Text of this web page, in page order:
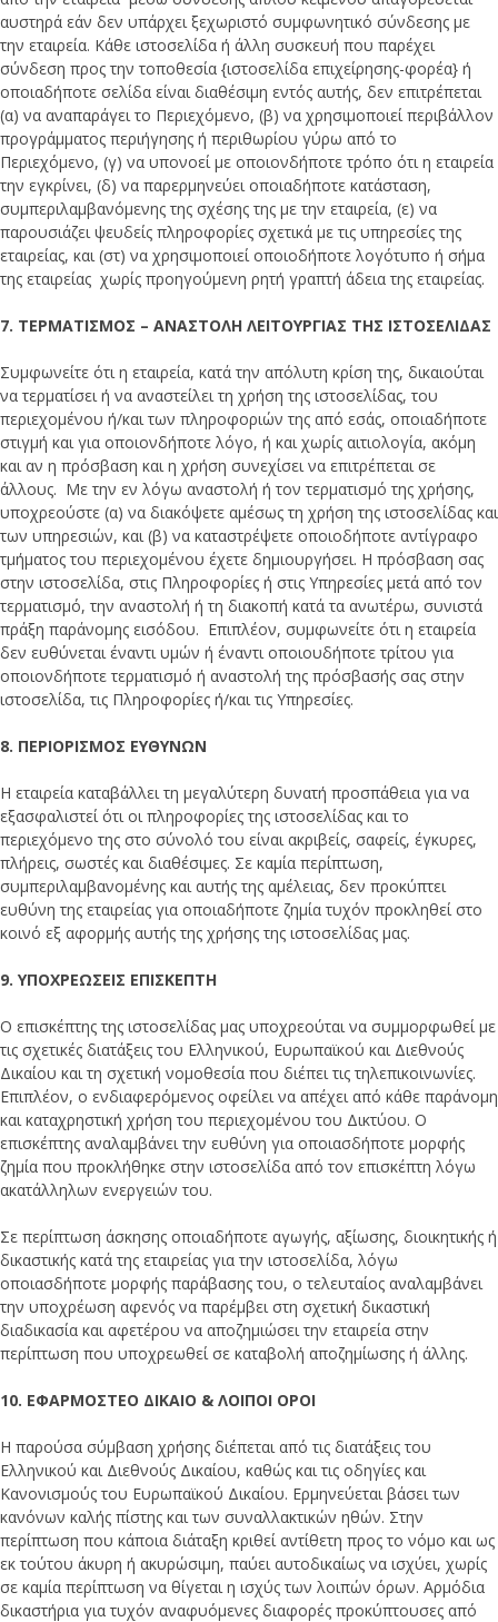
αυστηρά εάν δεν υπάρχει ξεχωριστό συμφωνητικό σύνδεσης με
την εταιρεία. Κάθε ιστοσελίδα ή άλλη συσκευή που παρέχει
σύνδεση προς την τοποθεσία {ιστοσελίδα επιχείρησης-φορέα} ή
οποιαδήποτε σελίδα είναι διαθέσιμη εντός αυτής, δεν επιτρέπεται
(α) να αναπαράγει το Περιεχόμενο, (β) να χρησιμοποιεί περιβάλλον
προγράμματος περιήγησης ή περιθωρίου γύρω από το
Περιεχόμενο, (γ) να υπονοεί με οποιονδήποτε τρόπο ότι η εταιρεία
την εγκρίνει, (δ) να παρερμηνεύει οποιαδήποτε κατάσταση,
συμπεριλαμβανόμενης της σχέσης της με την εταιρεία, (ε) να
παρουσιάζει ψευδείς πληροφορίες σχετικά με τις υπηρεσίες της
εταιρείας, και (στ) να χρησιμοποιεί οποιοδήποτε λογότυπο ή σήμα
της εταιρείας χωρίς προηγούμενη ρητή γραπτή άδεια της εταιρείας.
7. ΤΕΡΜΑΤΙΣΜΟΣ – ΑΝΑΣΤΟΛΗ ΛΕΙΤΟΥΡΓΙΑΣ ΤΗΣ ΙΣΤΟΣΕΛΙΔΑΣ
Συμφωνείτε ότι η εταιρεία, κατά την απόλυτη κρίση της, δικαιούται
να τερματίσει ή να αναστείλει τη χρήση της ιστοσελίδας, του
περιεχομένου ή/και των πληροφοριών της από εσάς, οποιαδήποτε
στιγμή και για οποιονδήποτε λόγο, ή και χωρίς αιτιολογία, ακόμη
και αν η πρόσβαση και η χρήση συνεχίσει να επιτρέπεται σε
άλλους. Με την εν λόγω αναστολή ή τον τερματισμό της χρήσης,
υποχρεούστε (α) να διακόψετε αμέσως τη χρήση της ιστοσελίδας και
των υπηρεσιών, και (β) να καταστρέψετε οποιοδήποτε αντίγραφο
τμήματος του περιεχομένου έχετε δημιουργήσει. Η πρόσβαση σας
στην ιστοσελίδα, στις Πληροφορίες ή στις Υπηρεσίες μετά από τον
τερματισμό, την αναστολή ή τη διακοπή κατά τα ανωτέρω, συνιστά
πράξη παράνομης εισόδου. Επιπλέον, συμφωνείτε ότι η εταιρεία
δεν ευθύνεται έναντι υμών ή έναντι οποιουδήποτε τρίτου για
οποιονδήποτε τερματισμό ή αναστολή της πρόσβασής σας στην
ιστοσελίδα, τις Πληροφορίες ή/και τις Υπηρεσίες.
8. ΠΕΡΙΟΡΙΣΜΟΣ ΕΥΘΥΝΩΝ
Η εταιρεία καταβάλλει τη μεγαλύτερη δυνατή προσπάθεια για να
εξασφαλιστεί ότι οι πληροφορίες της ιστοσελίδας και το
περιεχόμενο της στο σύνολό του είναι ακριβείς, σαφείς, έγκυρες,
πλήρεις, σωστές και διαθέσιμες. Σε καμία περίπτωση,
συμπεριλαμβανομένης και αυτής της αμέλειας, δεν προκύπτει
ευθύνη της εταιρείας για οποιαδήποτε ζημία τυχόν προκληθεί στο
κοινό εξ αφορμής αυτής της χρήσης της ιστοσελίδας μας.
9. ΥΠΟΧΡΕΩΣΕΙΣ ΕΠΙΣΚΕΠΤΗ
Ο επισκέπτης της ιστοσελίδας μας υποχρεούται να συμμορφωθεί με
τις σχετικές διατάξεις του Ελληνικού, Ευρωπαϊκού και Διεθνούς
Δικαίου και τη σχετική νομοθεσία που διέπει τις τηλεπικοινωνίες.
Επιπλέον, ο ενδιαφερόμενος οφείλει να απέχει από κάθε παράνομη
και καταχρηστική χρήση του περιεχομένου του Δικτύου. Ο
επισκέπτης αναλαμβάνει την ευθύνη για οποιασδήποτε μορφής
ζημία που προκλήθηκε στην ιστοσελίδα από τον επισκέπτη λόγω
ακατάλληλων ενεργειών του.
Σε περίπτωση άσκησης οποιαδήποτε αγωγής, αξίωσης, διοικητικής ή
δικαστικής κατά της εταιρείας για την ιστοσελίδα, λόγω
οποιασδήποτε μορφής παράβασης του, ο τελευταίος αναλαμβάνει
την υποχρέωση αφενός να παρέμβει στη σχετική δικαστική
διαδικασία και αφετέρου να αποζημιώσει την εταιρεία στην
περίπτωση που υποχρεωθεί σε καταβολή αποζημίωσης ή άλλης.
10. ΕΦΑΡΜΟΣΤΕΟ ΔΙΚΑΙΟ & ΛΟΙΠΟΙ ΟΡΟΙ
Η παρούσα σύμβαση χρήσης διέπεται από τις διατάξεις του
Ελληνικού και Διεθνούς Δικαίου, καθώς και τις οδηγίες και
Κανονισμούς του Ευρωπαϊκού Δικαίου. Ερμηνεύεται βάσει των
κανόνων καλής πίστης και των συναλλακτικών ηθών. Στην
περίπτωση που κάποια διάταξη κριθεί αντίθετη προς το νόμο και ως
εκ τούτου άκυρη ή ακυρώσιμη, παύει αυτοδικαίως να ισχύει, χωρίς
σε καμία περίπτωση να θίγεται η ισχύς των λοιπών όρων. Αρμόδια
δικαστήρια για τυχόν αναφυόμενες διαφορές προκύπτουσες από